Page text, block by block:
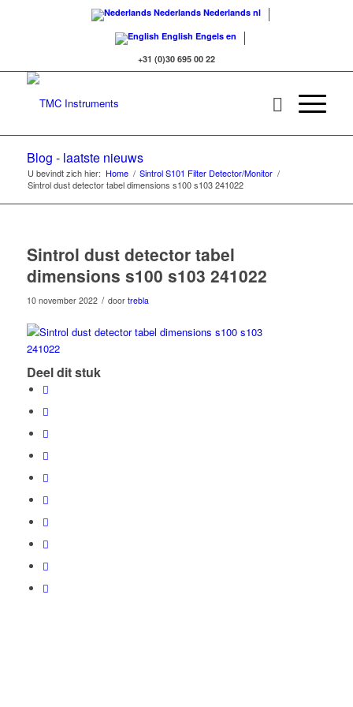
Nederlands Nederlands nl
English Engels en
+31 (0)30 695 00 22
Blog - laatste nieuws
U bevindt zich hier: Home / Sintrol S101 Filter Detector/Monitor /
Sintrol dust detector tabel dimensions s100 s103 241022
Sintrol dust detector tabel
dimensions s100 s103 241022
10 november 2022 / door trebla
Deel dit stuk